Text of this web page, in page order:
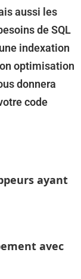
aussi les
de SQL
indexation
optimisation
donnera
code
ayant
avec